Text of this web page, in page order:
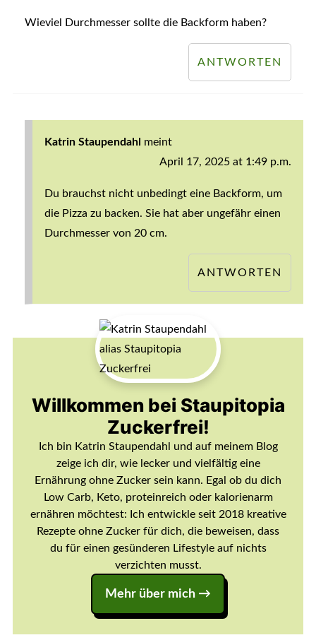
Wieviel Durchmesser sollte die Backform haben?
ANTWORTEN
Katrin Staupendahl meint
April 17, 2025 at 1:49 p.m.
Du brauchst nicht unbedingt eine Backform, um
die Pizza zu backen. Sie hat aber ungefähr einen
Durchmesser von 20 cm.
ANTWORTEN
Willkommen bei Staupitopia
Zuckerfrei!
Ich bin Katrin Staupendahl und auf meinem Blog
zeige ich dir, wie lecker und vielfältig eine
Ernährung ohne Zucker sein kann. Egal ob du dich
Low Carb, Keto, proteinreich oder kalorienarm
ernähren möchtest: Ich entwickle seit 2018 kreative
Rezepte ohne Zucker für dich, die beweisen, dass
du für einen gesünderen Lifestyle auf nichts
verzichten musst.
Mehr über mich →